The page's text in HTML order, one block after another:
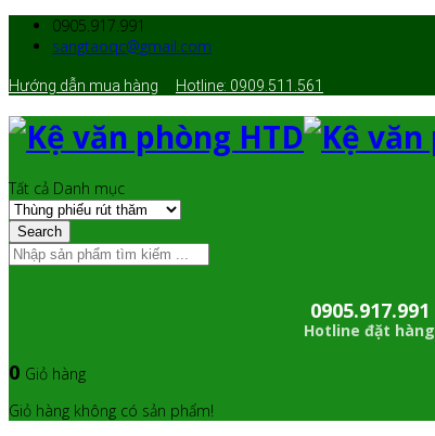
0905.917.991
sangtaoqc@gmail.com
Hướng dẫn mua hàng Hotline: 0909.511.561
Tất cả Danh mục
Search
0905.917.991
Hotline đặt hàng
0 Giỏ hàng
Giỏ hàng không có sản phẩm!